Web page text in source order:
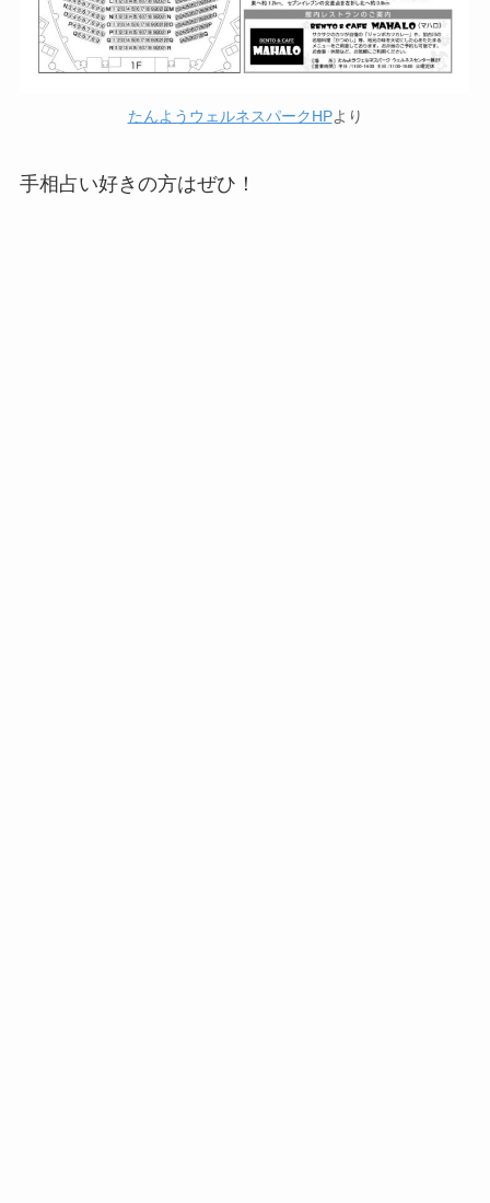
たんようウェルネスパークHPより
手相占い好きの方はぜひ！